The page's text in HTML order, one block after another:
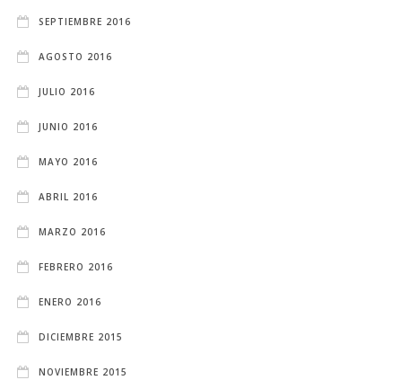
SEPTIEMBRE 2016
AGOSTO 2016
JULIO 2016
JUNIO 2016
MAYO 2016
ABRIL 2016
MARZO 2016
FEBRERO 2016
ENERO 2016
DICIEMBRE 2015
NOVIEMBRE 2015